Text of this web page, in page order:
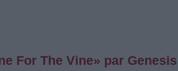
For The Vine» par Genesis